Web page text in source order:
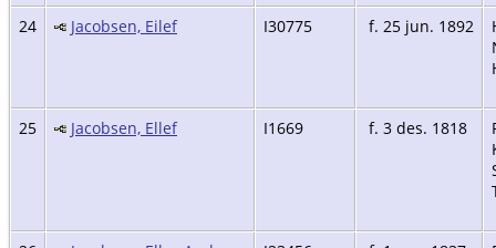
24 Jacobsen, Eilef I30775 f. 25 jun. 1892
25 Jacobsen, Ellef I1669 f. 3 des. 1818